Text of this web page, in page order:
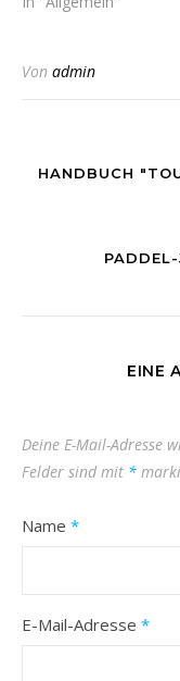
Von admin
HANDBUCH
EINE
Deine E-Mail-Adresse
Felder sind mit *
Name *
E-Mail-Adresse *